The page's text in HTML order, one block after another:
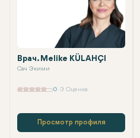
Врач. Melike KÜLAHÇI
Сач Экими
0 0 Оценка
Просмотр профиля